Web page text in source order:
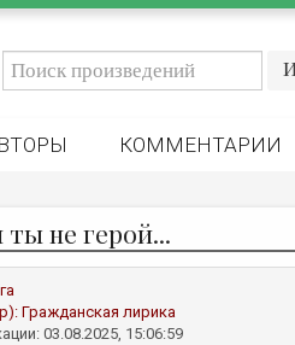
КОММЕНТАРИИ
не герой...
Гражданская лирика
03.08.2025, 15:06:59